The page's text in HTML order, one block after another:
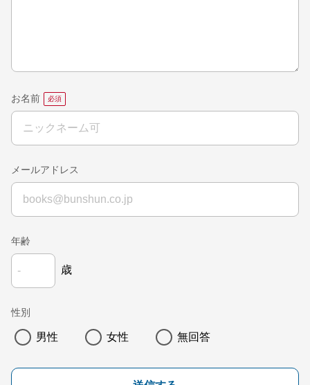
お名前
メールアドレス
年齢
歳
性別
男性 女性 無回答